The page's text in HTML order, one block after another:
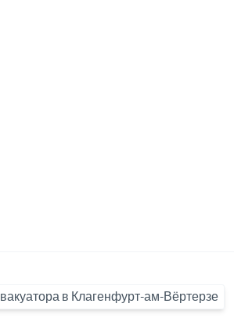
в Клагенфурт-ам-Вёртерзе